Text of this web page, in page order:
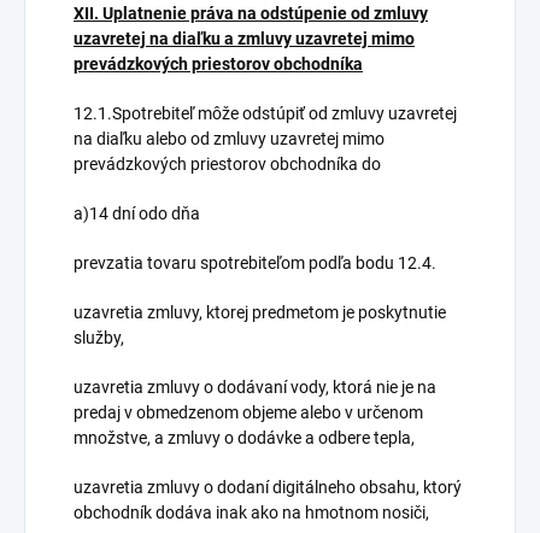
XII. Uplatnenie práva na odstúpenie od zmluvy
uzavretej na diaľku a zmluvy uzavretej mimo
prevádzkových priestorov obchodníka
12.1.Spotrebiteľ môže odstúpiť od zmluvy uzavretej
na diaľku alebo od zmluvy uzavretej mimo
prevádzkových priestorov obchodníka do
a)14 dní odo dňa
prevzatia tovaru spotrebiteľom podľa bodu 12.4.
uzavretia zmluvy, ktorej predmetom je poskytnutie
služby,
uzavretia zmluvy o dodávaní vody, ktorá nie je na
predaj v obmedzenom objeme alebo v určenom
množstve, a zmluvy o dodávke a odbere tepla,
uzavretia zmluvy o dodaní digitálneho obsahu, ktorý
obchodník dodáva inak ako na hmotnom nosiči,